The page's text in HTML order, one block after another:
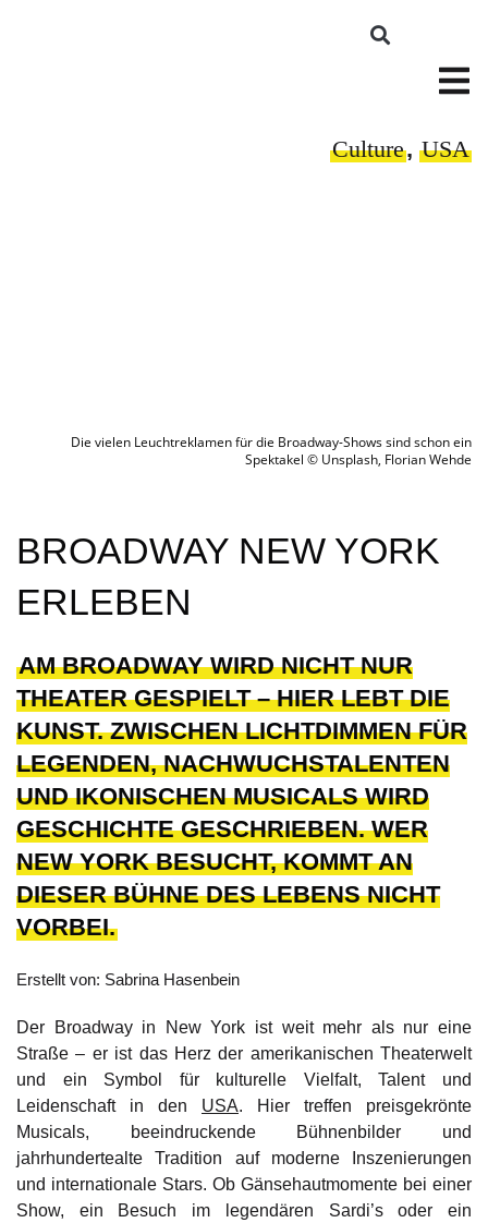
Culture, USA
Die vielen Leuchtreklamen für die Broadway-Shows sind schon ein
Spektakel © Unsplash, Florian Wehde
BROADWAY NEW YORK
ERLEBEN
AM BROADWAY WIRD NICHT NUR
THEATER GESPIELT – HIER LEBT DIE
KUNST. ZWISCHEN LICHTDIMMEN FÜR
LEGENDEN, NACHWUCHSTALENTEN
UND IKONISCHEN MUSICALS WIRD
GESCHICHTE GESCHRIEBEN. WER
NEW YORK BESUCHT, KOMMT AN
DIESER BÜHNE DES LEBENS NICHT
VORBEI.
Erstellt von: Sabrina Hasenbein
Der Broadway in New York ist weit mehr als nur eine
Straße – er ist das Herz der amerikanischen Theaterwelt
und ein Symbol für kulturelle Vielfalt, Talent und
Leidenschaft in den USA. Hier treffen preisgekrönte
Musicals, beeindruckende Bühnenbilder und
jahrhundertealte Tradition auf moderne Inszenierungen
und internationale Stars. Ob Gänsehautmomente bei einer
Show, ein Besuch im legendären Sardi’s oder ein